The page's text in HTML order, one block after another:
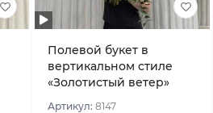
Полевой букет в
вертикальном стиле
«Золотистый ветер»
Артикул: 8147